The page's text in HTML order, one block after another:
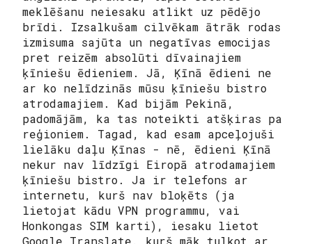
meklēšanu neiesaku atlikt uz pēdējo
brīdi. Izsalkušam cilvēkam ātrāk rodas
izmisuma sajūta un negatīvas emocijas
pret reizēm absolūti dīvainajiem
ķīniešu ēdieniem. Jā, Ķīnā ēdieni ne
ar ko nelīdzinās mūsu ķīniešu bistro
atrodamajiem. Kad bijām Pekinā,
padomājām, ka tas noteikti atšķiras pa
reģioniem. Tagad, kad esam apceļojuši
lielāku daļu Ķīnas - nē, ēdieni Ķīnā
nekur nav līdzīgi Eiropā atrodamajiem
ķīniešu bistro. Ja ir telefons ar
internetu, kurš nav bloķēts (ja
lietojat kādu VPN programmu, vai
Honkongas SIM karti), iesaku lietot
Google Translate, kurš māk tulkot ar